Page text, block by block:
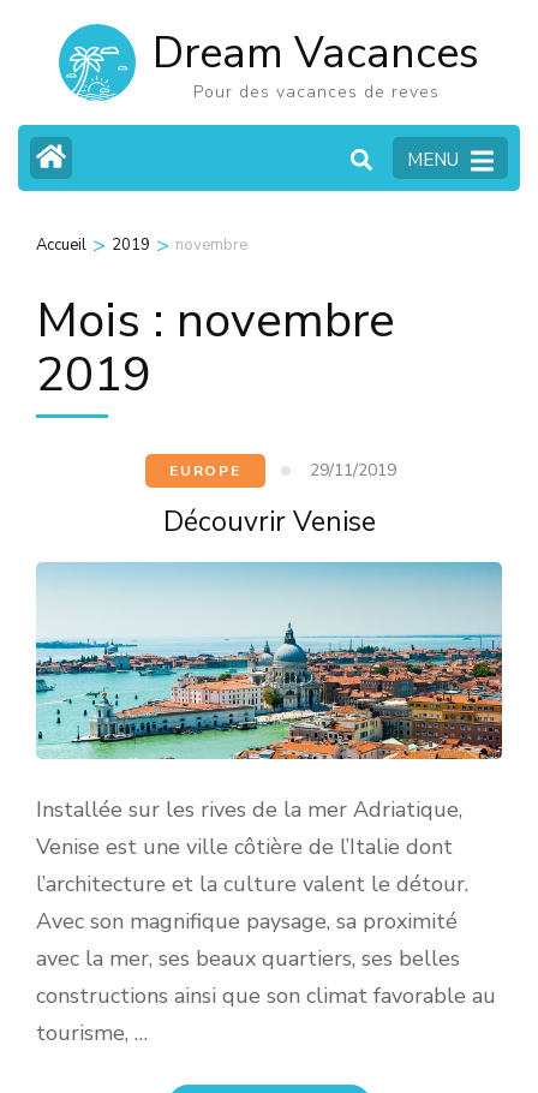
contenu
(Pressez
Entrée)
Dream Vacances
Pour des vacances de reves
MENU
Accueil > 2019 > novembre
Mois : novembre
2019
EUROPE 29/11/2019
Découvrir Venise
Installée sur les rives de la mer Adriatique,
Venise est une ville côtière de l’Italie dont
l’architecture et la culture valent le détour.
Avec son magnifique paysage, sa proximité
avec la mer, ses beaux quartiers, ses belles
constructions ainsi que son climat favorable au
tourisme, …